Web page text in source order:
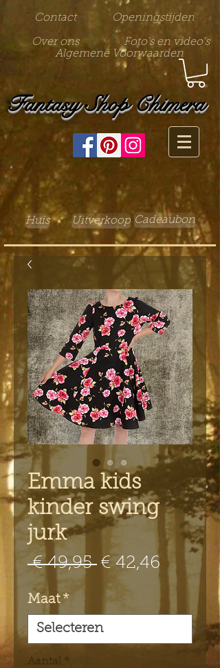
Contact Openingstijden
Over ons
Foto's en video's
Algemene Voorwaarden
Fantasy Shop Chimera
Huis Uitverkoop Cadeaubon
Emma kids
kinder swing
jurk
€ 49,95 Normale
prijs
€ 42,46
Maat *
Aantal *